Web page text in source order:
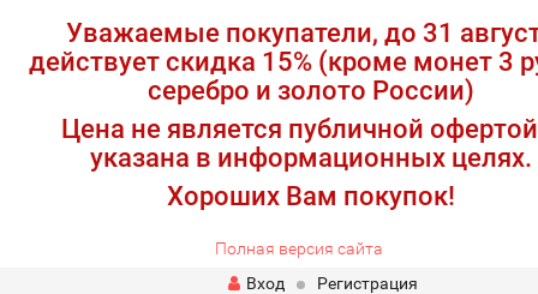
Уважаемые покупатели, до 31
действует скидка 15% (кроме монет 3
серебро и золото России)
Цена не является публичной
указана в информационных целях.
Хороших Вам покупок!
Полная версия сайта
Вход
Регистрация